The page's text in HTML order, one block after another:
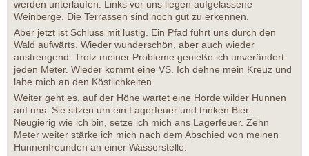
werden unterlaufen. Links vor uns liegen aufgelassene
Weinberge. Die Terrassen sind noch gut zu erkennen.
Aber jetzt ist Schluss mit lustig. Ein Pfad führt uns durch den
Wald aufwärts. Wieder wunderschön, aber auch wieder
anstrengend. Trotz meiner Probleme genieße ich unverändert
jeden Meter. Wieder kommt eine VS. Ich dehne mein Kreuz und
labe mich an den Köstlichkeiten.
Weiter geht es, auf der Höhe wartet eine Horde wilder Hunnen
auf uns. Sie sitzen um ein Lagerfeuer und trinken Bier.
Neugierig wie ich bin, setze ich mich ans Lagerfeuer. Zehn
Meter weiter stärke ich mich nach dem Abschied von meinen
Hunnenfreunden an einer Wasserstelle.